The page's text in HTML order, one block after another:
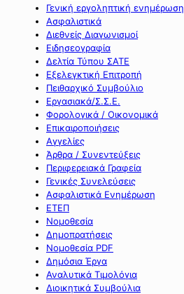
Γενική εργοληπτική ενημέρωση
Ασφαλιστικά
Διεθνείς Διαγωνισμοί
Ειδησεογραφία
Δελτία Τύπου ΣΑΤΕ
Εξελεγκτική Επιτροπή
Πειθαρχικό Συμβούλιο
Εργασιακά/Σ.Σ.Ε.
Φορολογικά / Οικονομικά
Επικαιροποιήσεις
Αγγελίες
Άρθρα / Συνεντεύξεις
Περιφερειακά Γραφεία
Γενικές Συνελεύσεις
Ασφαλιστικά Ενημέρωση
ΕΤΕΠ
Νομοθεσία
Δημοπρατήσεις
Νομοθεσία PDF
Δημόσια Έργα
Αναλυτικά Τιμολόγια
Διοικητικά Συμβούλια